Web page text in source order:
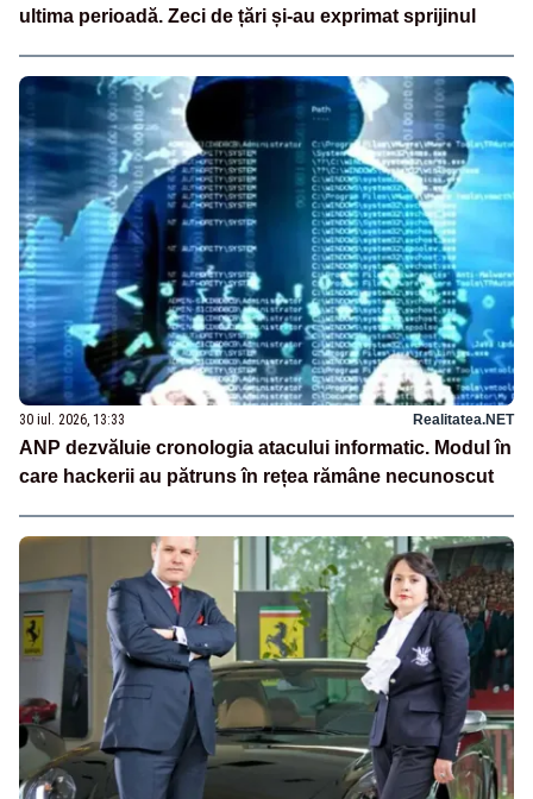
ultima perioadă. Zeci de țări și-au exprimat sprijinul
30 iul. 2026, 13:33 Realitatea.NET
ANP dezvăluie cronologia atacului informatic. Modul în
care hackerii au pătruns în rețea rămâne necunoscut